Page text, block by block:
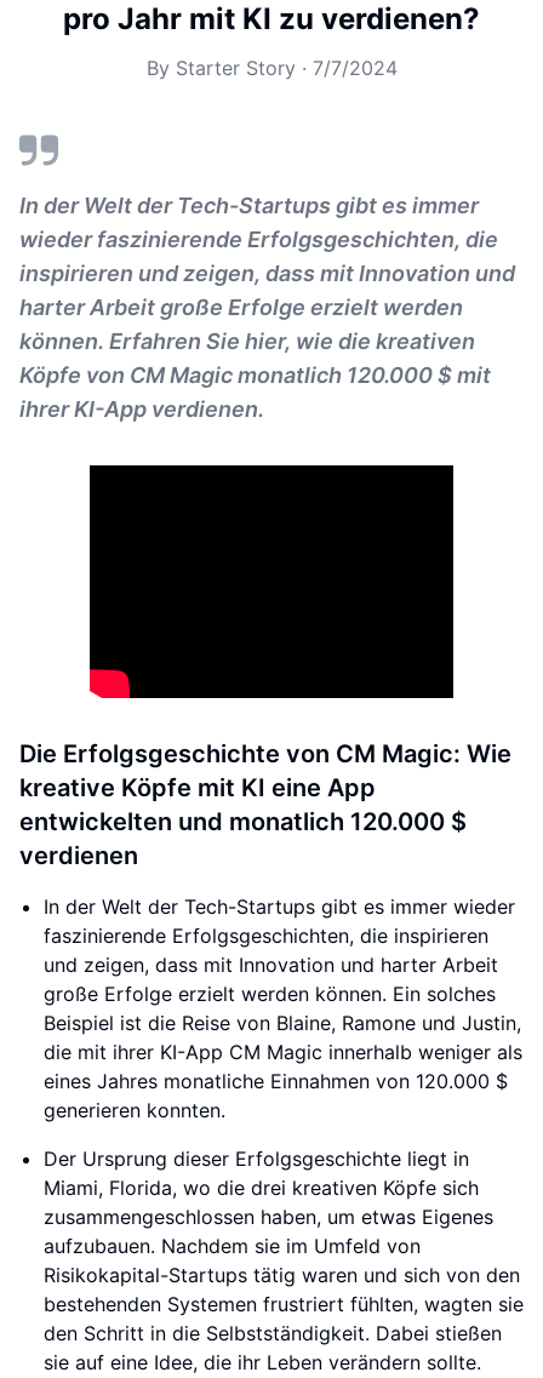
pro Jahr mit KI zu verdienen?
By Starter Story · 7/7/2024
In der Welt der Tech-Startups gibt es immer
wieder faszinierende Erfolgsgeschichten, die
inspirieren und zeigen, dass mit Innovation und
harter Arbeit große Erfolge erzielt werden
können. Erfahren Sie hier, wie die kreativen
Köpfe von CM Magic monatlich 120.000 $ mit
ihrer KI-App verdienen.
Die Erfolgsgeschichte von CM Magic: Wie
kreative Köpfe mit KI eine App
entwickelten und monatlich 120.000 $
verdienen
In der Welt der Tech-Startups gibt es immer wieder
faszinierende Erfolgsgeschichten, die inspirieren
und zeigen, dass mit Innovation und harter Arbeit
große Erfolge erzielt werden können. Ein solches
Beispiel ist die Reise von Blaine, Ramone und Justin,
die mit ihrer KI-App CM Magic innerhalb weniger als
eines Jahres monatliche Einnahmen von 120.000 $
generieren konnten.
Der Ursprung dieser Erfolgsgeschichte liegt in
Miami, Florida, wo die drei kreativen Köpfe sich
zusammengeschlossen haben, um etwas Eigenes
aufzubauen. Nachdem sie im Umfeld von
Risikokapital-Startups tätig waren und sich von den
bestehenden Systemen frustriert fühlten, wagten sie
den Schritt in die Selbstständigkeit. Dabei stießen
sie auf eine Idee, die ihr Leben verändern sollte.